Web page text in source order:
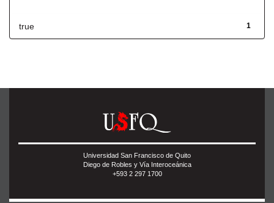
1
true
Universidad San Francisco de Quito
Diego de Robles y Vía Interoceánica
+593 2 297 1700